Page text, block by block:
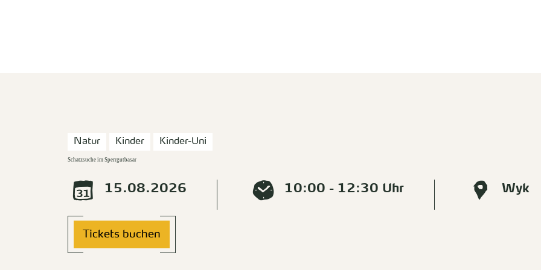
Natur Kinder Kinder-Uni
Schatzsuche im Sperrgutbasar
15.08.2026 10:00 - 12:30 Uhr Wyk
Tickets buchen